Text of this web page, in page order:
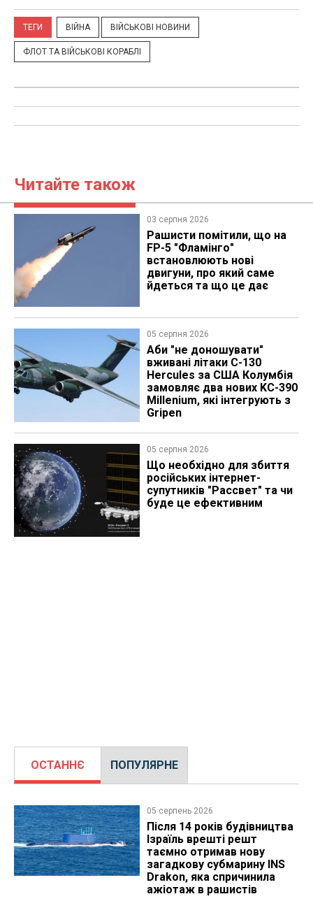
ТЕГИ ВІЙНА ВІЙСЬКОВІ НОВИНИ
ФЛОТ ТА ВІЙСЬКОВІ КОРАБЛІ
Читайте також
03 серпня 2026
Рашисти помітили, що на
FP-5 "Фламінго"
встановлюють нові
двигуни, про який саме
йдеться та що це дає
05 серпня 2026
Аби "не доношувати"
вживані літаки C-130
Hercules за США Колумбія
замовляє два нових KC-390
Millenium, які інтегрують з
Gripen
05 серпня 2026
Що необхідно для збиття
російських інтернет-
супутників "Рассвет" та чи
буде це ефективним
ОСТАННЄ ПОПУЛЯРНЕ
05 серпень 2026
Після 14 років будівництва
Ізраїль врешті решт
таємно отримав нову
загадкову субмарину INS
Drakon, яка спричинила
ажіотаж в рашистів